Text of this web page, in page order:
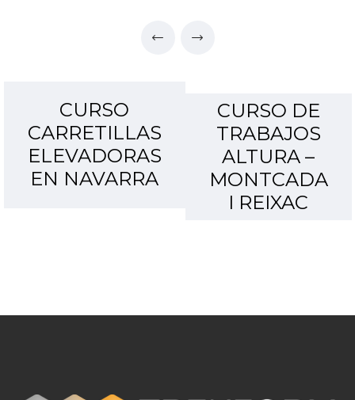
CURSO
CARRETILLAS
ELEVADORAS
EN NAVARRA
CURSO DE
TRABAJOS
ALTURA –
MONTCADA
I REIXAC